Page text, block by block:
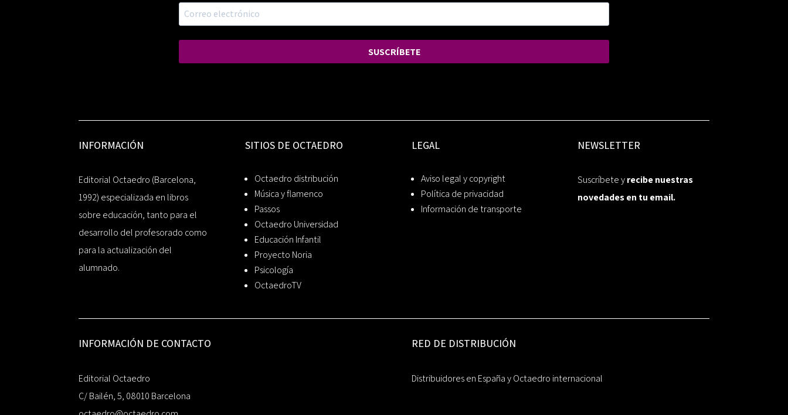
SUSCRÍBETE
INFORMACIÓN
Editorial Octaedro (Barcelona,
1992) especializada en libros
sobre educación, tanto para el
desarrollo del profesorado como
para la actualización del
alumnado.
SITIOS DE OCTAEDRO
Octaedro distribución
Música y flamenco
Passos
Octaedro Universidad
Educación Infantil
Proyecto Noria
Psicología
OctaedroTV
LEGAL
Aviso legal y copyright
Política de privacidad
Información de transporte
NEWSLETTER
Suscríbete yrecibe nuestras
novedades en tu email.
INFORMACIÓN DE CONTACTO
Editorial Octaedro
C/ Bailén, 5, 08010 Barcelona
RED DE DISTRIBUCIÓN
Distribuidores en España y Octaedro internacional